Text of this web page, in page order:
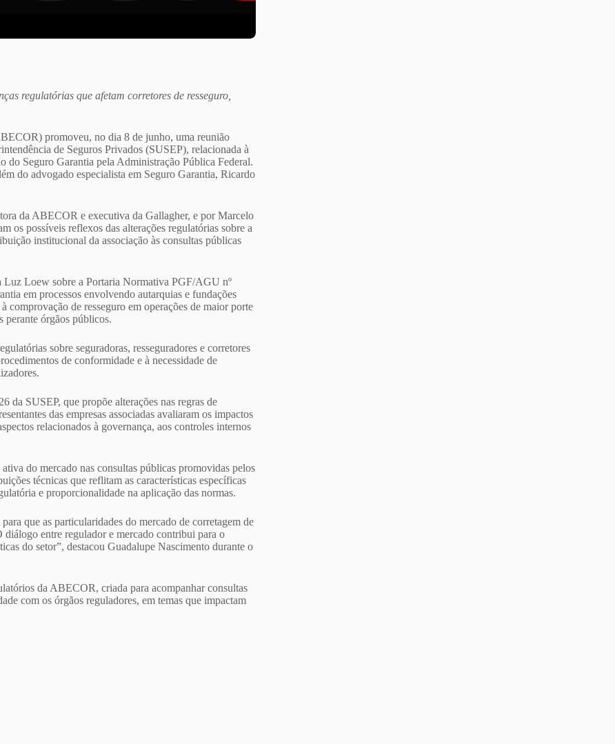
regulatórias que afetam corretores de resseguro,
promoveu, no dia 8 de junho, uma reunião
de Seguros Privados (SUSEP), relacionada à
do Seguro Garantia pela Administração Pública Federal.
do advogado especialista em Seguro Garantia, Ricardo
da ABECOR e executiva da Gallagher, e por Marcelo
os possíveis reflexos das alterações regulatórias sobre a
institucional da associação às consultas públicas
Luz Loew sobre a Portaria Normativa PGF/AGU nº
em processos envolvendo autarquias e fundações
comprovação de resseguro em operações de maior porte
perante órgãos públicos.
sobre seguradoras, resseguradores e corretores
de conformidade e à necessidade de
da SUSEP, que propõe alterações nas regras de
das empresas associadas avaliaram os impactos
relacionados à governança, aos controles internos
do mercado nas consultas públicas promovidas pelos
técnicas que reflitam as características específicas
e proporcionalidade na aplicação das normas.
que as particularidades do mercado de corretagem de
diálogo entre regulador e mercado contribui para o
do setor”, destacou Guadalupe Nascimento durante o
da ABECOR, criada para acompanhar consultas
com os órgãos reguladores, em temas que impactam